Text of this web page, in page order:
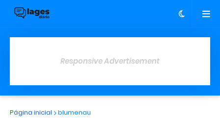
Responsive Advertisement
Página inicial blumenau